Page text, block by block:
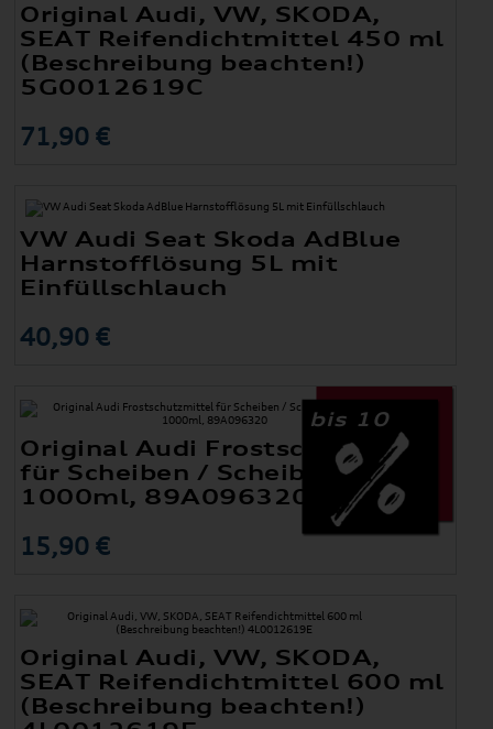
Original Audi, VW, SKODA,
SEAT Reifendichtmittel 450 ml
(Beschreibung beachten!)
5G0012619C
71,90 €
VW Audi Seat Skoda AdBlue
Harnstofflösung 5L mit
Einfüllschlauch
40,90 €
bis 10
Original Audi Frostschutzmittel
für Scheiben / Scheibenreiniger
1000ml, 89A096320
15,90 €
Original Audi, VW, SKODA,
SEAT Reifendichtmittel 600 ml
(Beschreibung beachten!)